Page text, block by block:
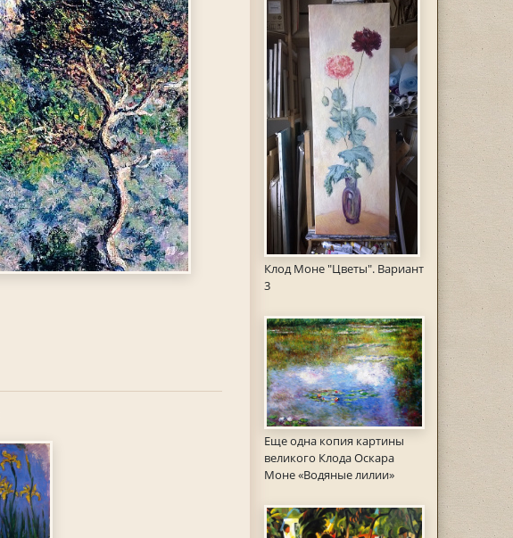
Клод Моне "Цветы". Вариант
3
Еще одна копия картины
великого Клода Оскара
Моне «Водяные лилии»